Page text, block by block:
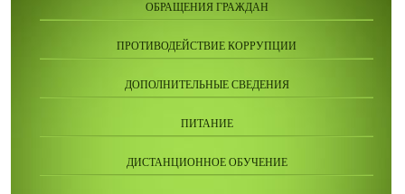
ОБРАЩЕНИЯ ГРАЖДАН
ПРОТИВОДЕЙСТВИЕ КОРРУПЦИИ
ДОПОЛНИТЕЛЬНЫЕ СВЕДЕНИЯ
ПИТАНИЕ
ДИСТАНЦИОННОЕ ОБУЧЕНИЕ